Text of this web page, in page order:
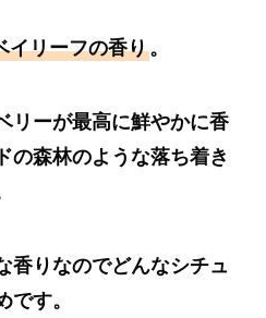
イリーフの香り。
リーが最高に鮮やかに香
の森林のような落ち着き
香りなのでどんなシチュ
す。